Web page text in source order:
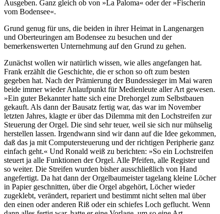
Ausgeben. Ganz gleich ob von »La Paloma« oder der »Fischerin
vom Bodensee«.
Grund genug für uns, die beiden in ihrer Heimat in Langenargen
und Oberteuringen am Bodensee zu besuchen und der
bemerkenswerten Unternehmung auf den Grund zu gehen.
Zunächst wollen wir natürlich wissen, wie alles angefangen hat.
Frank erzählt die Geschichte, die er schon so oft zum besten
gegeben hat. Nach der Prämierung der Bundessieger im Mai waren
beide immer wieder Anlaufpunkt für Medienleute aller Art gewesen.
»Ein guter Bekannter hatte sich eine Drehorgel zum Selbstbauen
gekauft. Als dann der Bausatz fertig war, das war im November
letzten Jahres, klagte er über das Dilemma mit den Lochstreifen zur
Steuerung der Orgel. Die sind sehr teuer, weil sie sich nur mühselig
herstellen lassen. Irgendwann sind wir dann auf die Idee gekommen,
daß das ja mit Computersteuerung und der richtigen Peripherie ganz
einfach geht.« Und Ronald weiß zu berichten: »So ein Lochstreifen
steuert ja alle Funktionen der Orgel. Alle Pfeifen, alle Register und
so weiter. Die Streifen wurden bisher ausschließlich von Hand
angefertigt. Da hat dann der Orgelbaumeister tagelang kleine Löcher
in Papier geschnitten, über die Orgel abgehört, Löcher wieder
zugeklebt, verändert, repariert und bestimmt nicht selten mal über
den einen oder anderen Riß oder ein schiefes Loch geflucht. Wenn